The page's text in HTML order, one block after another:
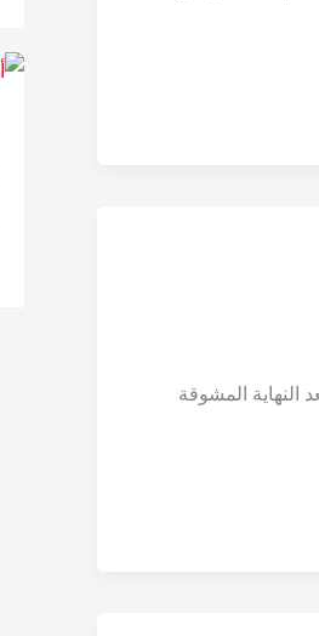
فصل مانجا ون بيس 1157، وذلك بعد النهاية المشوقة